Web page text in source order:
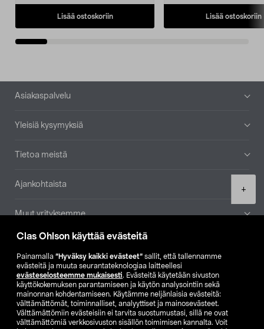
Clas Ohlson käyttää evästeitä
Painamalla ”Hyväksy kaikki evästeet” sallit, että tallennamme
evästeitä ja muuta seurantateknologiaa laitteellesi
evästeselosteemme mukaisesti. Evästeitä käytetään sivuston
käyttökokemuksen parantamiseen ja käytön analysointiin sekä
mainonnan kohdentamiseen. Käytämme neljänlaisia evästeitä:
välttämättömät, toiminnalliset, analyyttiset ja mainosevästeet.
Välttämättömiin evästeisiin ei tarvita suostumustasi, sillä ne ovat
välttämättömiä verkkosivuston sisällön toimimisen kannalta. Voit
+
Lisää ostoskoriin Lisää ostoskoriin
Alatunniste
Asiakaspalvelu
Yleisiä kysymyksiä
Tietoa meistä
Ajankohtaista
Muut yrityksemme
Etsi myymälä
SE NO FI
FI SV